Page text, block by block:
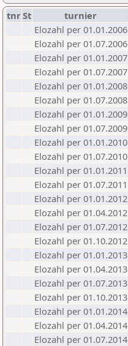
tnrSt turnier
Elozahl per 01.01.2006
Elozahl per 01.07.2006
Elozahl per 01.01.2007
Elozahl per 01.07.2007
Elozahl per 01.01.2008
Elozahl per 01.07.2008
Elozahl per 01.01.2009
Elozahl per 01.07.2009
Elozahl per 01.01.2010
Elozahl per 01.07.2010
Elozahl per 01.01.2011
Elozahl per 01.07.2011
Elozahl per 01.01.2012
Elozahl per 01.04.2012
Elozahl per 01.07.2012
Elozahl per 01.10.2012
Elozahl per 01.01.2013
Elozahl per 01.04.2013
Elozahl per 01.07.2013
Elozahl per 01.10.2013
Elozahl per 01.01.2014
Elozahl per 01.04.2014
Elozahl per 01.07.2014